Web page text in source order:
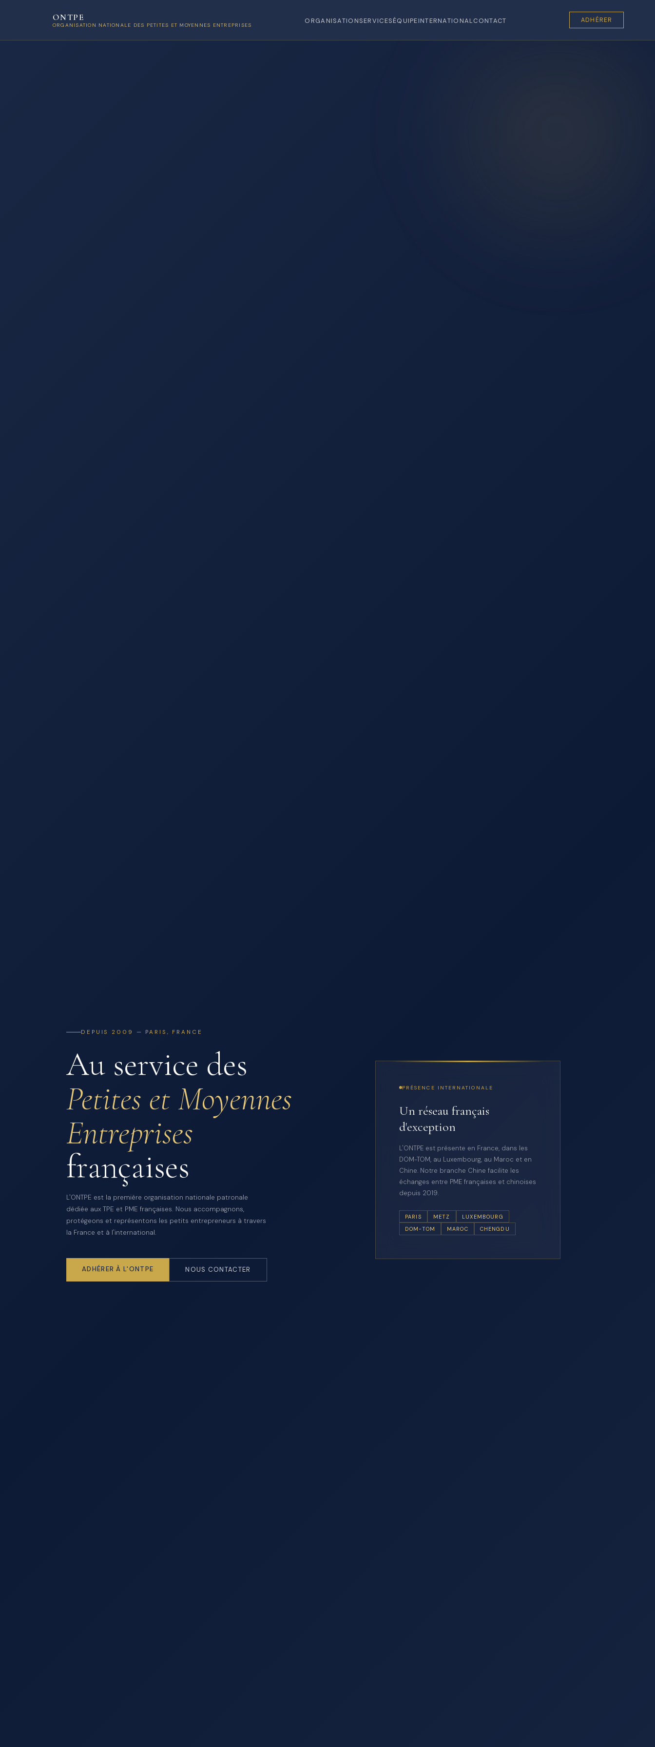
ONTPE
ORGANISATION NATIONALE DES PETITES ET MOYENNES ENTREPRISES
ORGANISATIONSERVICESÉQUIPEINTERNATIONALCONTACT ADHÉRER
DEPUIS 2009 — PARIS, FRANCE
Au service des
Petites et Moyennes
Entreprises
françaises
L'ONTPE est la première organisation nationale patronale
dédiée aux TPE et PME françaises. Nous accompagnons,
protégeons et représentons les petits entrepreneurs à travers
la France et à l'international.
ADHÉRER À L'ONTPE NOUS CONTACTER
PRÉSENCE INTERNATIONALE
Un réseau français
d'exception
L'ONTPE est présente en France, dans les
DOM-TOM, au Luxembourg, au Maroc et en
Chine. Notre branche Chine facilite les
échanges entre PME françaises et chinoises
depuis 2019.
PARIS METZ
LUXEMBOURG
DOM-TOM
MAROC CHENGDU